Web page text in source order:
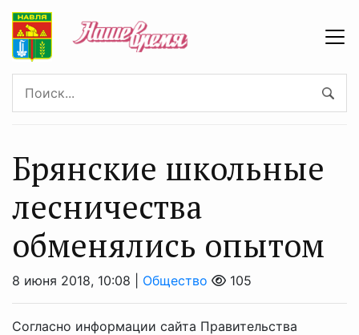
Брянские школьные
лесничества
обменялись опытом
8 июня 2018, 10:08 | Общество 105
Согласно информации сайта Правительства